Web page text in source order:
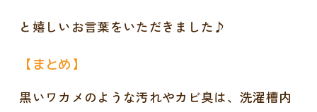
と嬉しいお言葉をいただきました♪
【まとめ】
黒いワカメのような汚れやカビ臭は、洗濯槽内